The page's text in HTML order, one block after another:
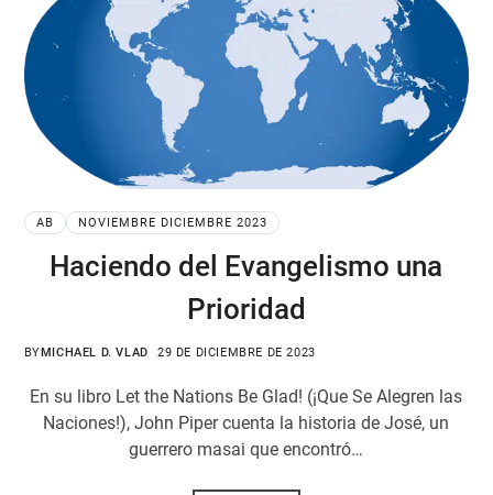
AB NOVIEMBRE DICIEMBRE 2023
Haciendo del Evangelismo una
Prioridad
BYMICHAEL D. VLAD 29 DE DICIEMBRE DE 2023
En su libro Let the Nations Be Glad! (¡Que Se Alegren las
Naciones!), John Piper cuenta la historia de José, un
guerrero masai que encontró…